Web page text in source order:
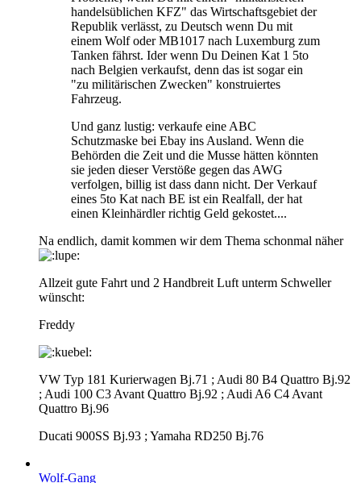
handelsüblichen KFZ" das Wirtschaftsgebiet der
Republik verlässt, zu Deutsch wenn Du mit
einem Wolf oder MB1017 nach Luxemburg zum
Tanken fährst. Ider wenn Du Deinen Kat 1 5to
nach Belgien verkaufst, denn das ist sogar ein
"zu militärischen Zwecken" konstruiertes
Fahrzeug.
Und ganz lustig: verkaufe eine ABC
Schutzmaske bei Ebay ins Ausland. Wenn die
Behörden die Zeit und die Musse hätten könnten
sie jeden dieser Verstöße gegen das AWG
verfolgen, billig ist dass dann nicht. Der Verkauf
eines 5to Kat nach BE ist ein Realfall, der hat
einen Kleinhärdler richtig Geld gekostet....
Na endlich, damit kommen wir dem Thema schonmal näher
Allzeit gute Fahrt und 2 Handbreit Luft unterm Schweller
wünscht:
Freddy
VW Typ 181 Kurierwagen Bj.71 ; Audi 80 B4 Quattro Bj.92
; Audi 100 C3 Avant Quattro Bj.92 ; Audi A6 C4 Avant
Quattro Bj.96
Ducati 900SS Bj.93 ; Yamaha RD250 Bj.76
Wolf-Gang